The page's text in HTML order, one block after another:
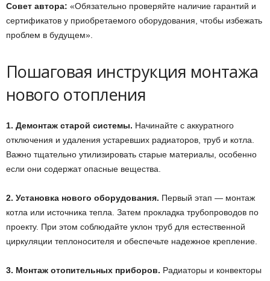
Совет автора: «Обязательно проверяйте наличие гарантий и
сертификатов у приобретаемого оборудования, чтобы избежать
проблем в будущем».
Пошаговая инструкция монтажа
нового отопления
1. Демонтаж старой системы. Начинайте с аккуратного
отключения и удаления устаревших радиаторов, труб и котла.
Важно тщательно утилизировать старые материалы, особенно
если они содержат опасные вещества.
2. Установка нового оборудования. Первый этап — монтаж
котла или источника тепла. Затем прокладка трубопроводов по
проекту. При этом соблюдайте уклон труб для естественной
циркуляции теплоносителя и обеспечьте надежное крепление.
3. Монтаж отопительных приборов. Радиаторы и конвекторы